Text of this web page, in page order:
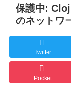
保護中:
のネットワ
Twitter
Pocket